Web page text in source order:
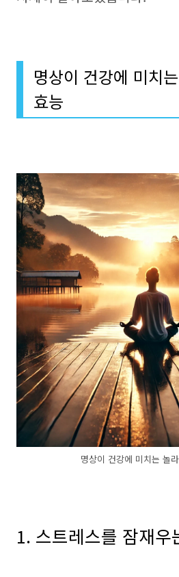
명상이 건강에 미치
효능
명상이 건강에 미치는 놀
1. 스트레스를 잠재우